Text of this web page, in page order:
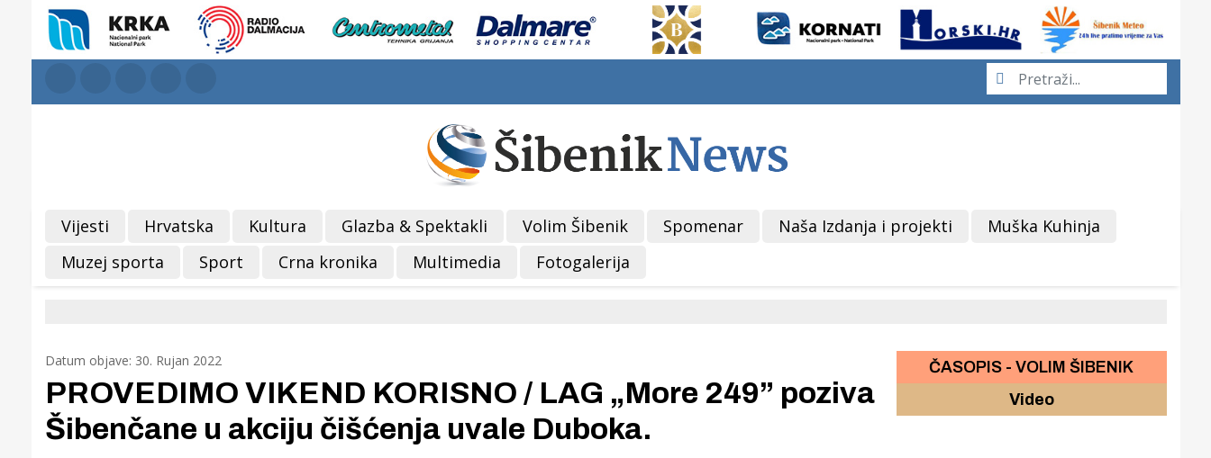
Vijesti Hrvatska Kultura Glazba & Spektakli Volim Šibenik Spomenar Naša Izdanja i projekti
Muška Kuhinja
Muzej sporta
Sport Crna kronika Multimedia Fotogalerija
Datum objave: 30. Rujan 2022
PROVEDIMO VIKEND KORISNO / LAG „More 249” poziva
Šibenčane u akciju čišćenja uvale Duboka.
ČASOPIS - VOLIM ŠIBENIK
Video